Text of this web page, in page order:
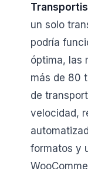
un solo
podría
óptima, las
más de 80
de
velocidad,
formatos y